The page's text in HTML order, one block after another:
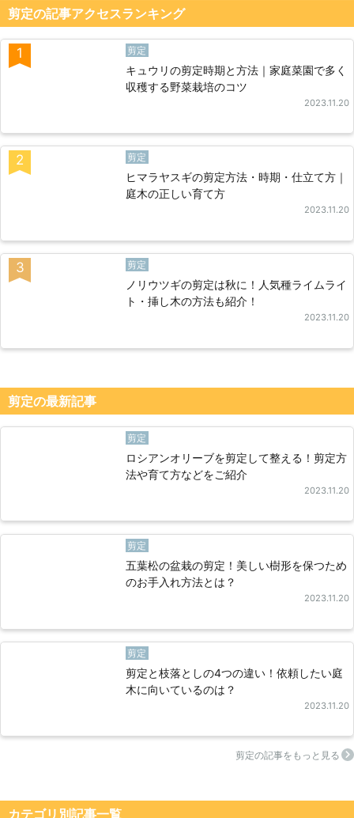
剪定の記事アクセスランキング
1 剪定
キュウリの剪定時期と方法｜家庭菜園で多く
収穫する野菜栽培のコツ
2023.11.20
2 剪定
ヒマラヤスギの剪定方法・時期・仕立て方｜
庭木の正しい育て方
2023.11.20
3 剪定
ノリウツギの剪定は秋に！人気種ライムライ
ト・挿し木の方法も紹介！
2023.11.20
剪定の最新記事
剪定
ロシアンオリーブを剪定して整える！剪定方
法や育て方などをご紹介
2023.11.20
剪定
五葉松の盆栽の剪定！美しい樹形を保つため
のお手入れ方法とは？
2023.11.20
剪定
剪定と枝落としの4つの違い！依頼したい庭
木に向いているのは？
2023.11.20
剪定の記事をもっと見る
カテゴリ別記事⼀覧